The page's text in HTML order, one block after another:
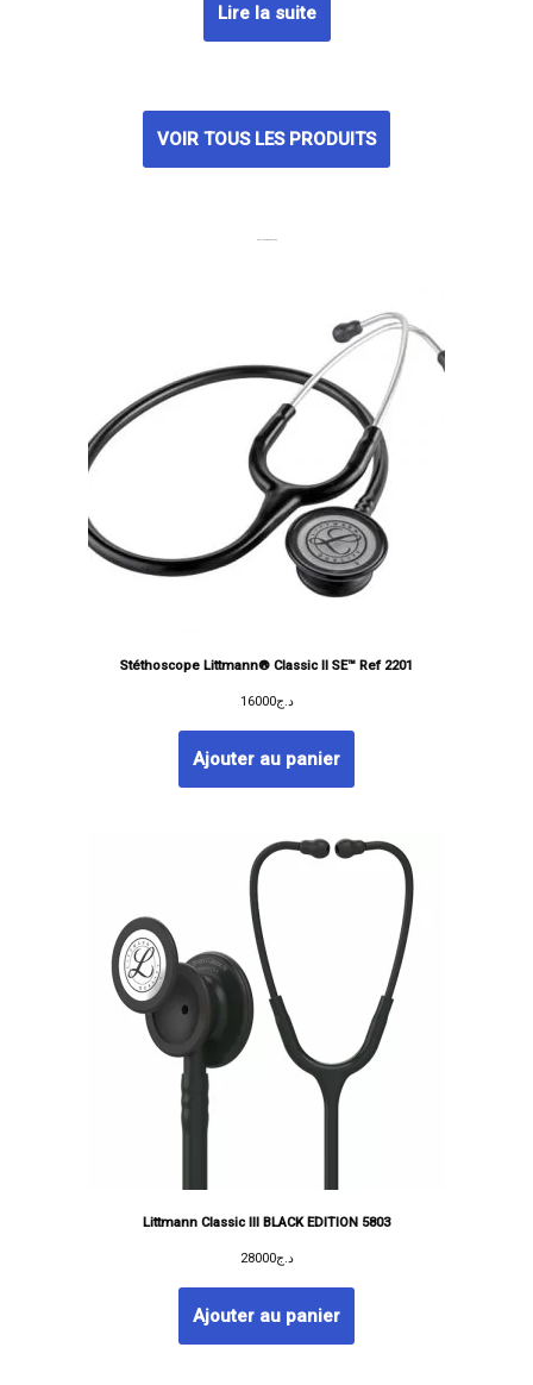
Lire la suite
VOIR TOUS LES PRODUITS
Stéthoscope Littmann® Classic II SE™ Ref 2201
د.ج16000
Ajouter au panier
Littmann Classic III BLACK EDITION 5803
د.ج28000
Ajouter au panier